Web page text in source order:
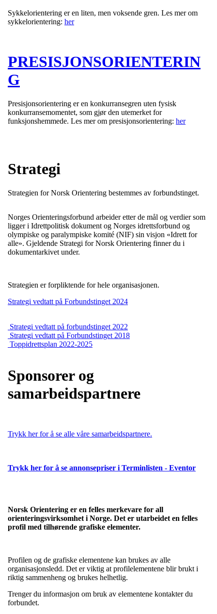
Sykkelorientering er en liten, men voksende gren. Les mer om
sykkelorientering: her
PRESISJONSORIENTERIN
G
Presisjonsorientering er en konkurransegren uten fysisk
konkurransemomentet, som gjør den utemerket for
funksjonshemmede. Les mer om presisjonsorientering: her
Strategi
Strategien for Norsk Orientering bestemmes av forbundstinget.
Norges Orienteringsforbund arbeider etter de mål og verdier som
ligger i Idrettpolitisk dokument og Norges idrettsforbund og
olympiske og paralympiske komité (NIF) sin visjon «Idrett for
alle». Gjeldende Strategi for Norsk Orientering finner du i
dokumentarkivet under.
Strategien er forpliktende for hele organisasjonen.
Strategi vedtatt på Forbundstinget 2024
Strategi vedtatt på forbundstinget 2022
Strategi vedtatt på Forbundstinget 2018
Toppidrettsplan 2022-2025
Sponsorer og
samarbeidspartnere
Trykk her for å se alle våre samarbeidspartnere.
Trykk her for å se annonsepriser i Terminlisten - Eventor
Norsk Orientering er en felles merkevare for all
orienteringsvirksomhet i Norge. Det er utarbeidet en felles
profil med tilhørende grafiske elementer.
Profilen og de grafiske elementene kan brukes av alle
organisasjonsledd. Det er viktig at profilelementene blir brukt i
riktig sammenheng og brukes helhetlig.
Trenger du informasjon om bruk av elementene kontakter du
forbundet.